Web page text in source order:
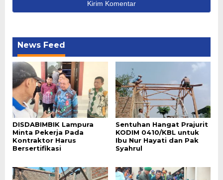
News Feed
DISDABIMBIK Lampura
Minta Pekerja Pada
Kontraktor Harus
Bersertifikasi
Sentuhan Hangat Prajurit
KODIM 0410/KBL untuk
Ibu Nur Hayati dan Pak
Syahrul